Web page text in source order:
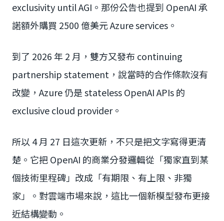
exclusivity until AGI。那份公告也提到 OpenAI 承
諾額外購買 2500 億美元 Azure services。
到了 2026 年 2 月，雙方又發布 continuing
partnership statement，說當時的合作條款沒有
改變，Azure 仍是 stateless OpenAI APIs 的
exclusive cloud provider。
所以 4 月 27 日這次更新，不只是把文字寫得更清
楚。它把 OpenAI 的商業分發邏輯從「獨家直到某
個技術里程碑」改成「有期限、有上限、非獨
家」。對雲端市場來說，這比一個新模型發布更接
近結構變動。